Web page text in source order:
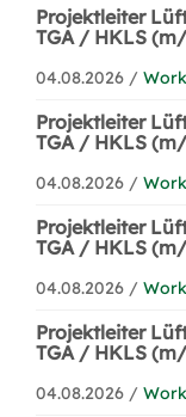
Projektleiter
TGA / HKLS
04.08.2026 /
Projektleiter
TGA / HKLS
04.08.2026 /
Projektleiter
TGA / HKLS
04.08.2026 /
Projektleiter
TGA / HKLS
04.08.2026 /